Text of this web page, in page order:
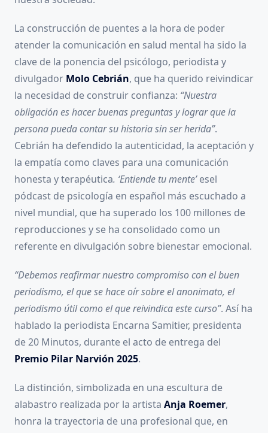
La construcción de puentes a la hora de poder
atender la comunicación en salud mental ha sido la
clave de la ponencia del psicólogo, periodista y
divulgador Molo Cebrián, que ha querido reivindicar
la necesidad de construir confianza: “Nuestra
obligación es hacer buenas preguntas y lograr que la
persona pueda contar su historia sin ser herida”.
Cebrián ha defendido la autenticidad, la aceptación y
la empatía como claves para una comunicación
honesta y terapéutica. ‘Entiende tu mente’esel
pódcast de psicología en español más escuchado a
nivel mundial, que ha superado los 100 millones de
reproducciones y se ha consolidado como un
referente en divulgación sobre bienestar emocional.
“Debemos reafirmar nuestro compromiso con el buen
periodismo, el que se hace oír sobre el anonimato, el
periodismo útil como el que reivindica este curso”. Así ha
hablado la periodista Encarna Samitier, presidenta
de 20 Minutos, durante el acto de entrega del
Premio Pilar Narvión 2025.
La distinción, simbolizada en una escultura de
alabastro realizada por la artista Anja Roemer,
honra la trayectoria de una profesional que, en